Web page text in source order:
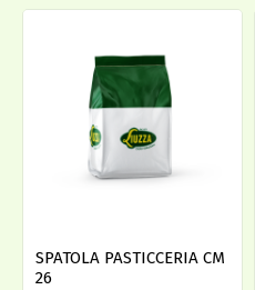
SPATOLA PASTICCERIA CM
26